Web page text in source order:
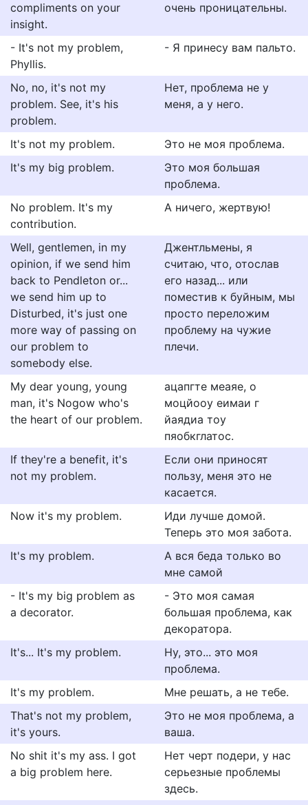
compliments on your
insight.
очень проницательны.
- It's not my problem,
Phyllis.
- Я принесу вам пальто.
No, no, it's not my
problem. See, it's his
problem.
Нет, проблема не у
меня, а у него.
It's not my problem.
Это не моя проблема.
It's my big problem.
Это моя большая
проблема.
No problem. It's my
contribution.
А ничего, жертвую!
Well, gentlemen, in my
opinion, if we send him
back to Pendleton or...
we send him up to
Disturbed, it's just one
more way of passing on
our problem to
somebody else.
Джентльмены, я
считаю, что, отослав
его назад... или
поместив к буйным, мы
просто переложим
проблему на чужие
плечи.
My dear young, young
man, it's Nogow who's
the heart of our problem.
ацапгте меаяе, о
моцйооу еимаи г
йаядиа тоу
пяобкглатос.
If they're a benefit, it's
not my problem.
Если они приносят
пользу, меня это не
касается.
Now it's my problem.
Иди лучше домой.
Теперь это моя забота.
It's my problem.
А вся беда только во
мне самой
- It's my big problem as
a decorator.
- Это моя самая
большая проблема, как
декоратора.
It's... It's my problem.
Ну, это... это моя
проблема.
It's my problem.
Мне решать, а не тебе.
That's not my problem,
it's yours.
Это не моя проблема, а
ваша.
No shit it's my ass. I got
a big problem here.
Нет черт подери, у нас
серьезные проблемы
здесь.